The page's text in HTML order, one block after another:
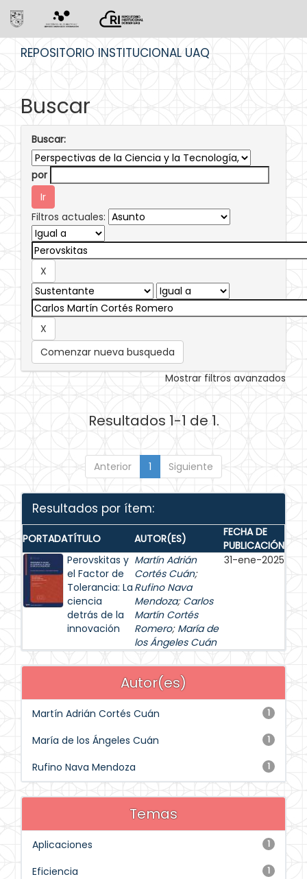
REPOSITORIO INSTITUCIONAL UAQ
Buscar
Buscar:
por
Filtros actuales:
Comenzar nueva busqueda
Mostrar filtros avanzados
Resultados 1-1 de 1.
Anterior 1 Siguiente
Resultados por ítem:
PORTADATÍTULO AUTOR(ES)
FECHA DE
PUBLICACIÓN
Perovskitas y
el Factor de
Tolerancia: La
ciencia
detrás de la
innovación
Martín Adrián
Cortés Cuán;
Rufino Nava
Mendoza; Carlos
Martín Cortés
Romero; María de
los Ángeles Cuán
31-ene-2025
Autor(es)
1
Martín Adrián Cortés Cuán
1
María de los Ángeles Cuán
1
Rufino Nava Mendoza
Temas
1
Aplicaciones
1
Eficiencia